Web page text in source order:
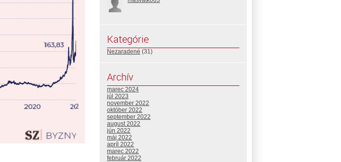
Kategórie
Nezaradené (31)
Archív
marec 2024
júl 2023
november 2022
október 2022
september 2022
august 2022
jún 2022
máj 2022
apríl 2022
marec 2022
február 2022